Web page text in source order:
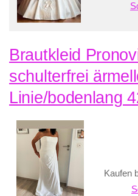
Brautkleid
schulterfrei
Linie/bodenlang
Kaufen